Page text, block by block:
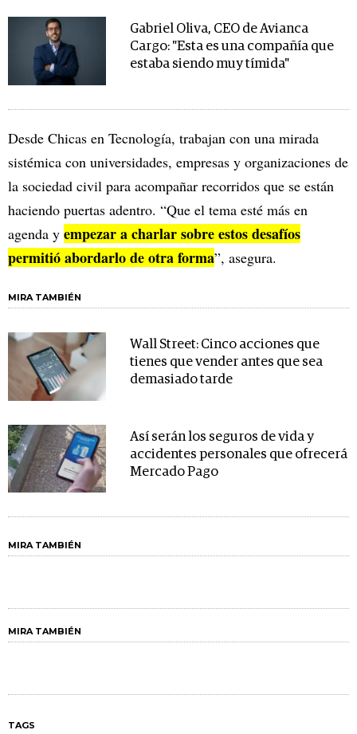
Gabriel Oliva, CEO de Avianca
Cargo: "Esta es una compañía que
estaba siendo muy tímida"
Desde Chicas en Tecnología, trabajan con una mirada
sistémica con universidades, empresas y organizaciones de
la sociedad civil para acompañar recorridos que se están
haciendo puertas adentro. “Que el tema esté más en
agenda y empezar a charlar sobre estos desafíos
permitió abordarlo de otra forma”, asegura.
MIRA TAMBIÉN
Wall Street: Cinco acciones que
tienes que vender antes que sea
demasiado tarde
Así serán los seguros de vida y
accidentes personales que ofrecerá
Mercado Pago
MIRA TAMBIÉN
MIRA TAMBIÉN
TAGS